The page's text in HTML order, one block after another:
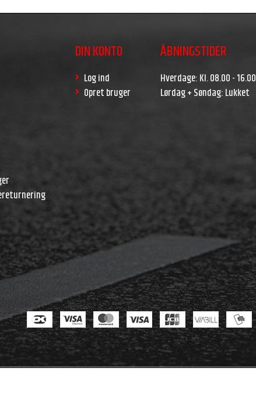
DIN KONTO
Log ind
Opret bruger
ÅBNINGSTIDER
Hverdage: Kl. 08.00 - 16.00
Lørdag + Søndag: Lukket